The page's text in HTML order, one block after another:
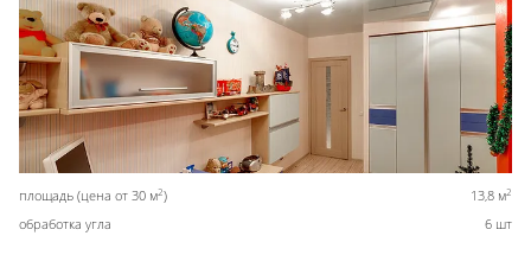
площадь (цена от 30 м2) 13,8 м2
обработка угла 6 шт